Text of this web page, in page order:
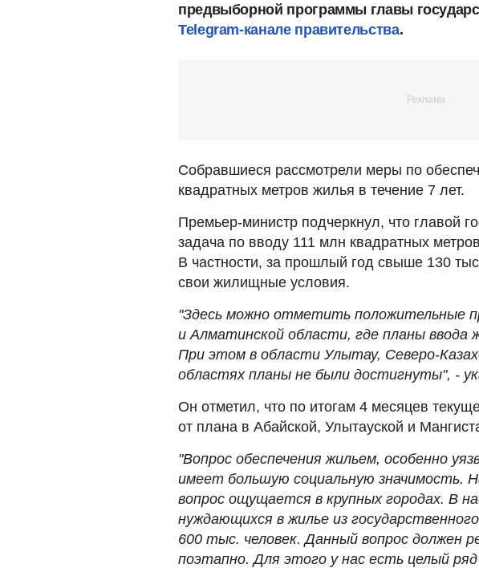
предвыборной программы главы
Telegram-канале правительства.
Собравшиеся рассмотрели меры по
квадратных метров жилья в течение 7 лет.
Премьер-министр подчеркнул, что главой
задача по вводу 111 млн квадратных
В частности, за прошлый год свыше 130
свои жилищные условия.
"Здесь можно отметить положительные
и Алматинской области, где планы ввода
При этом в области Улытау, Северо-
областях планы не были достигнуты", -
️Он отметил, что по итогам 4 месяцев
от плана в Абайской, Улытауской и
"Вопрос обеспечения жильем, особенно
имеет большую социальную значимость.
вопрос ощущается в крупных городах. В
нуждающихся в жилье из
600 тыс. человек. Данный вопрос должен
поэтапно. Для этого у нас есть целый ряд